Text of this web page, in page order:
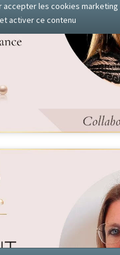
accepter les cookies marketing
et activer ce contenu